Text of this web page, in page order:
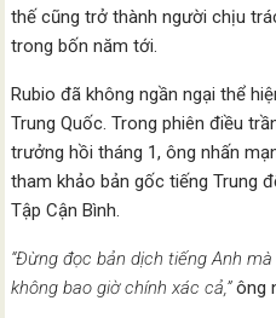
thế cũng trở thành người chịu
trong bốn năm tới.
Rubio đã không ngần ngại thể
Trung Quốc. Trong phiên điều
trưởng hồi tháng 1, ông nhấn
tham khảo bản gốc tiếng Trung
Tập Cận Bình.
“Đừng đọc bản dịch tiếng Anh
không bao giờ chính xác cả,”ông